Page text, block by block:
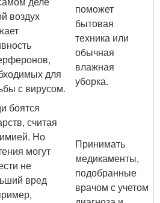
воздух
для
с вирусом.
поможет
бытовая
техника или
обычная
влажная
уборка.
боятся
считая
Но
могут
не
вред
Принимать
медикаменты,
подобранные
врачом с учетом